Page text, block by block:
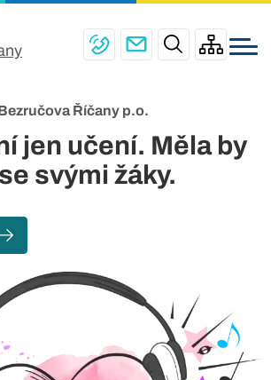
Říčany p.o.
jen učení. Měla by
svými žáky.